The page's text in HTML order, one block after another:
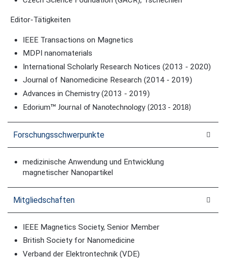
Editor-Tätigkeiten
IEEE Transactions on Magnetics
MDPI nanomaterials
International Scholarly Research Notices (2013 - 2020)
Journal of Nanomedicine Research (2014 - 2019)
Advances in Chemistry (2013 - 2019)
Edorium™ Journal of Nanotechnology (2013 - 2018)
Forschungsschwerpunkte
medizinische Anwendung und Entwicklung
magnetischer Nanopartikel
Mitgliedschaften
IEEE Magnetics Society, Senior Member
British Society for Nanomedicine
Verband der Elektrontechnik (VDE)